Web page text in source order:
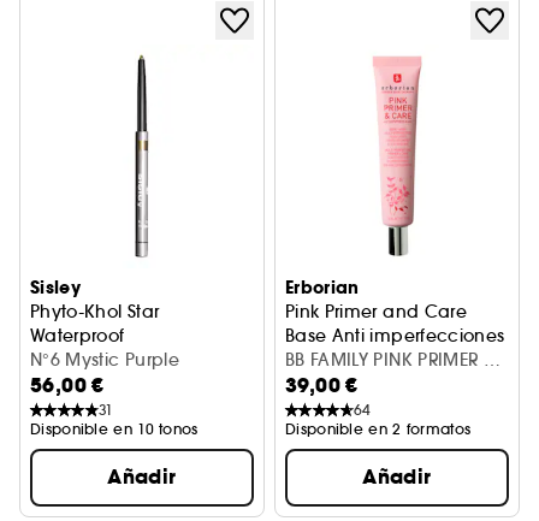
Sisley
Phyto-Khol Star
Waterproof
Lápiz Khöl de ojos
N°6 Mystic Purple
56,00 €
31
Disponible en 10 tonos
Añadir
Erborian
Pink Primer and Care
Base Anti imperfecciones y
BB FAMILY PINK PRIMER &
CARE 45ML R20
39,00 €
64
Disponible en 2 formatos
Añadir